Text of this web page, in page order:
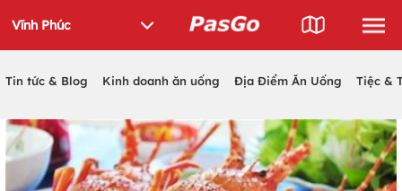
Tin tức & Blog Kinh doanh ăn uống Địa Điểm Ăn Uống Tiệc &